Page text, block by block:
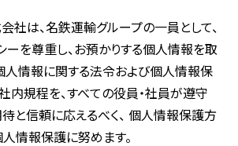
社は、名鉄運輸グループの一員として、
ーを尊重し、お預かりする個人情報を取
人情報に関する法令および個人情報保
内規程を、すべての役員・社員が遵守
待と信頼に応えるべく、 個人情報保護方
情報保護に努めます。